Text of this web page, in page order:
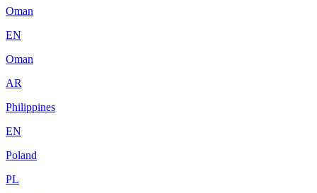
Oman
EN
Oman
AR
Philippines
EN
Poland
PL